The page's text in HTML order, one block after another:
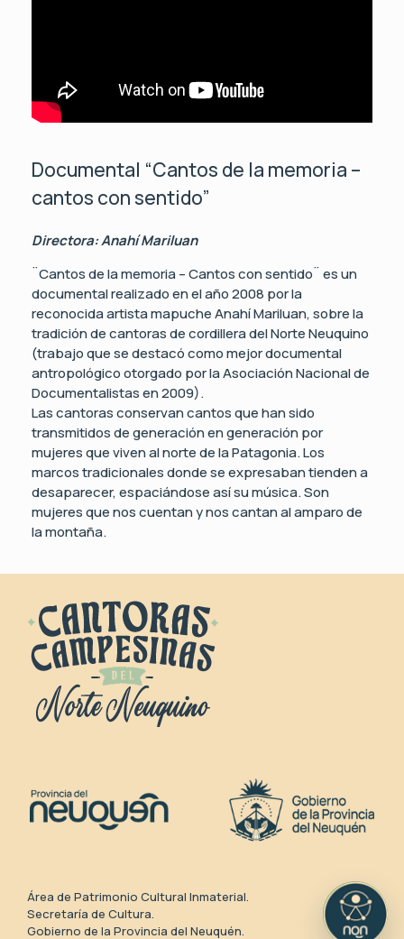
Documental “Cantos de la memoria –
cantos con sentido”
Directora: Anahí Mariluan
¨Cantos de la memoria – Cantos con sentido¨ es un
documental realizado en el año 2008 por la
reconocida artista mapuche Anahí Mariluan, sobre la
tradición de cantoras de cordillera del Norte Neuquino
(trabajo que se destacó como mejor documental
antropológico otorgado por la Asociación Nacional de
Documentalistas en 2009).
Las cantoras conservan cantos que han sido
transmitidos de generación en generación por
mujeres que viven al norte de la Patagonia. Los
marcos tradicionales donde se expresaban tienden a
desaparecer, espaciándose así su música. Son
mujeres que nos cuentan y nos cantan al amparo de
la montaña.
Área de Patrimonio Cultural Inmaterial.
Secretaría de Cultura.
Gobierno de la Provincia del Neuquén.